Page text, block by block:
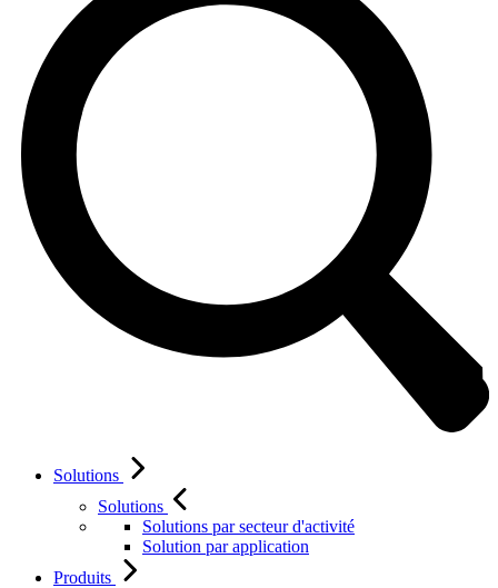
Solutions
Solutions
Solutions par secteur d'activité
Solution par application
Produits